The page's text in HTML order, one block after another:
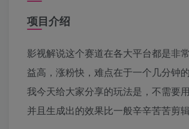
项目介绍
影视解说这个赛道在各大平台都是非
益高，涨粉快，难点在于一个几分钟
我今天给大家分享的玩法是，不需要
并且生成出的效果比一般辛辛苦苦剪